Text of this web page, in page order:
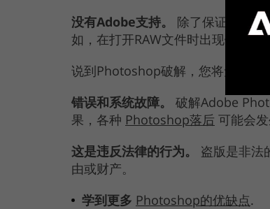
没有Adobe支持。
除了保证安全
如，在打开RAW文件时出现错误
说到Photoshop破解，您将无法获
错误和系统故障。
破解Adobe
果，各种 Photoshop落后 可能会发
这是违反法律的行为。
盗版是非法
由或财产。
学到更多 Photoshop的优缺点.